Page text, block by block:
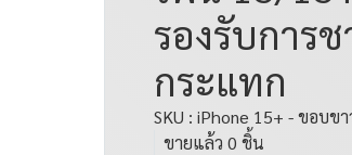
รองรับการ
กระแทก
SKU : iPhone 15+ - ขอบขา
ขายแล้ว 0 ชิ้น